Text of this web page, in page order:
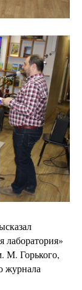
лаборатория»
М. Горького,
журнала